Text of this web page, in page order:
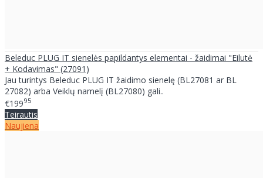
Beleduc PLUG IT sienelės papildantys elementai - žaidimai "Eilutė
+ Kodavimas" (27091)
Jau turintys Beleduc PLUG IT žaidimo sienelę (BL27081 ar BL
27082) arba Veiklų namelį (BL27080) gali..
€19995
Teirautis
Naujiena